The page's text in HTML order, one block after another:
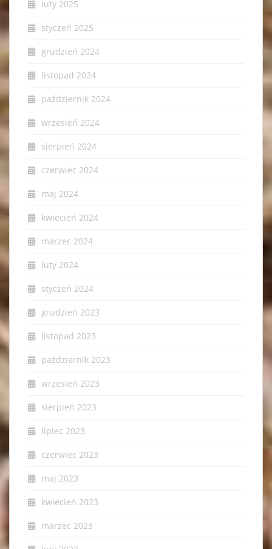
luty 2025
styczeń 2025
grudzień 2024
listopad 2024
październik 2024
wrzesień 2024
sierpień 2024
czerwiec 2024
maj 2024
kwiecień 2024
marzec 2024
luty 2024
styczeń 2024
grudzień 2023
listopad 2023
październik 2023
wrzesień 2023
sierpień 2023
lipiec 2023
czerwiec 2023
maj 2023
kwiecień 2023
marzec 2023